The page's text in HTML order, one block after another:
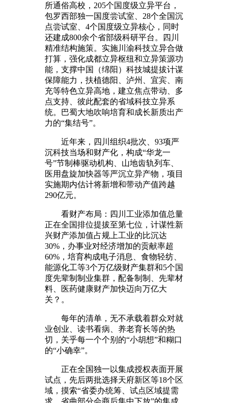
所通俗高校，205个国度级立异平台，
包罗西部独一国度尝试室、28个全国沉
点尝试室、4个国度级立异核心，同时
还建成800余个省部级科研平台。四川
精准结构施策。实施川渝科技立异合做
打算，强化成都立异枢纽和立异策源功
能，支撑中国（绵阳）科技城提拔计谋
保障能力，扶植德阳、泸州、宜宾、南
充等特色立异高地，建立焦点带动、多
点支持、彼此配套的省域科技立异系
统。巴蜀大地吹响培育和成长新质出产
力的“集结号”。
近年来，四川组织4批次、93项严
沉科技当场和财产化，构成“华龙一
号”节制棒驱动机构、山地齿轨列车、
医用盘旋加快器等严沉立异产物，项目
实施期内估计将新增和带动产值跨越
290亿元。
看财产布局：四川工业添加值总量
正在全国排位提拔至第七位，计谋性新
兴财产添加值占规上工业的比沉达
30%，办事业对经济增加的贡献率超
60%，培育构成电子消息、食物轻纺、
能源化工等3个万亿级财产集群和5个国
度先辈制制业集群，配备制制、先辈材
料、医药健康财产加快迈向万亿大
关？。
每年的清单，无不承载着群众对就
业创业、读书看病、养老育长等的热
切，关乎每一个个别的“小胡想”和糊口
的“小确幸”。
正在全国独一以集成授权表面开展
试点，先后两批选择天府新区等18个区
域，摸索“省委办统筹、试点区域提需
求、省曲部分会商后集中下放”的集成